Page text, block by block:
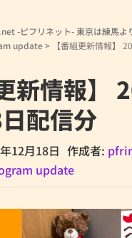
-ピフリネット- 東京は練馬よ
update> 【番組更新情報】
新情報】
配信分
12月18日 作成者:
update